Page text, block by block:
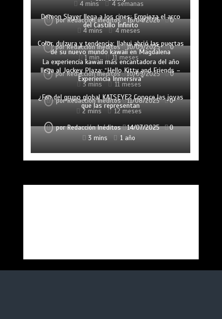
4 mins
4 semanas
porRedacción Inéditos 16/04/2026
0
4 mins
4 meses
Demon Slayer llega a los cines: Empieza el arco
del Castillo Infinito
porRedacción Inéditos 10/09/2025
0
1 min
11 meses
Color, dulzura y tendencia: Ilahui abrió las puertas
de su nuevo mundo kawaii en Magdalena
porRedacción Inéditos 10/09/2025
0
3 mins
11 meses
La experiencia kawaii más encantadora del año
llega al Jockey Plaza: “Hello Kitty and Friends –
Experiencia Inmersiva”
porRedacción Inéditos 11/08/2025
0
2 mins
12 meses
¿Fan del grupo global KATSEYE? Conoce las joyas
que las representan
porRedacción Inéditos 14/07/2025
0
3 mins
1 año